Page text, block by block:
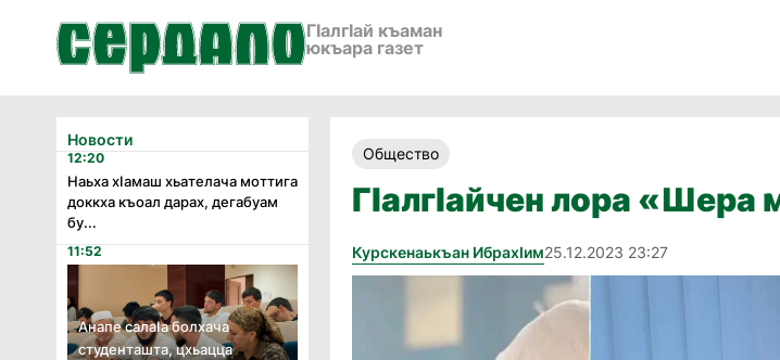
ГӀалгӀай къаман
юкъара газет
Новости
12:20
Наьха хӏамаш хьателача моттига
доккха къоал дарах, дегабуам
бу...
11:52
Анапе салаӏа болхача
студенташта, цхьацца
Общество
ГӀалгӀайчен лора «Шера
Курскенаькъан Ибрахӏим25.12.2023 23:27